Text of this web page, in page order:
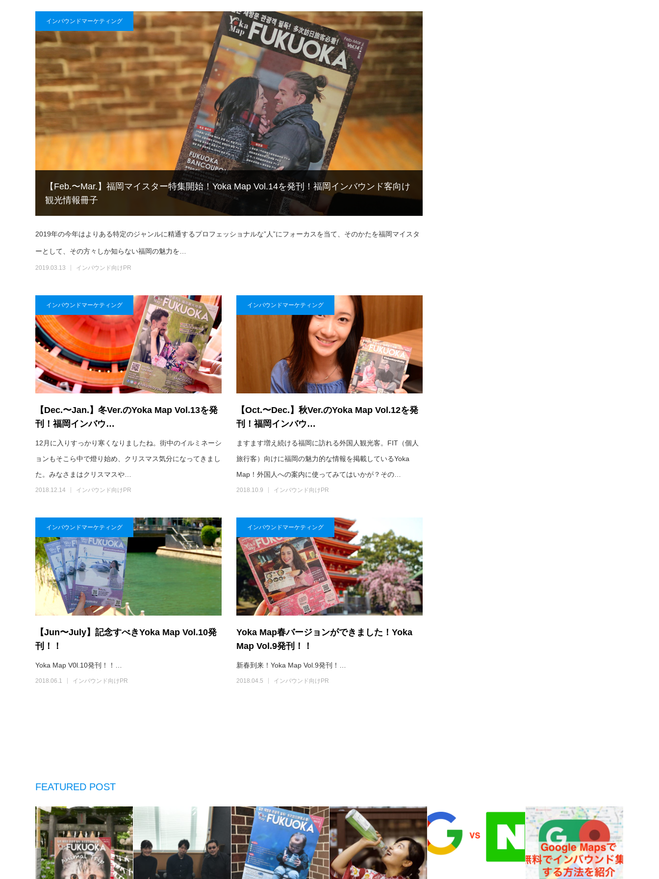
インバウンドマーケティング
【Feb.〜Mar.】福岡マイスター特集開始！Yoka Map Vol.14を発刊！福岡インバウンド客向け
観光情報冊子
2019年の今年はよりある特定のジャンルに精通するプロフェッショナルな”人”にフォーカスを当て、そのかたを福岡マイスタ
ーとして、その方々しか知らない福岡の魅力を…
2019.03.13 インバウンド向けPR
インバウンドマーケティング
【Dec.〜Jan.】冬Ver.のYoka Map Vol.13を発
刊！福岡インバウ…
12月に入りすっかり寒くなりましたね。街中のイルミネーシ
ョンもそこら中で燈り始め、クリスマス気分になってきまし
た。みなさまはクリスマスや…
2018.12.14 インバウンド向けPR
インバウンドマーケティング
【Oct.〜Dec.】秋Ver.のYoka Map Vol.12を発
刊！福岡インバウ…
ますます増え続ける福岡に訪れる外国人観光客。FIT（個人
旅行客）向けに福岡の魅力的な情報を掲載しているYoka
Map！外国人への案内に使ってみてはいかが？その…
2018.10.9 インバウンド向けPR
インバウンドマーケティング
【Jun〜July】記念すべきYoka Map Vol.10発
刊！！
Yoka Map V0l.10発刊！！…
2018.06.1 インバウンド向けPR
インバウンドマーケティング
Yoka Map春バージョンができました！Yoka
Map Vol.9発刊！！
新春到来！Yoka Map Vol.9発刊！…
2018.04.5 インバウンド向けPR
FEATURED POST